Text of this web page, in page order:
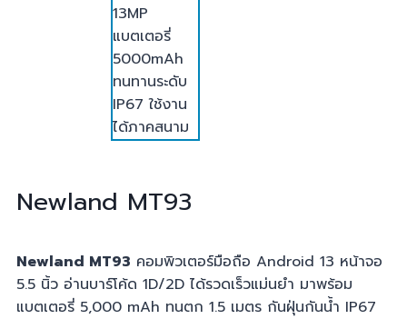
Newland MT93
Newland MT93 คอมพิวเตอร์มือถือ Android 13 หน้าจอ
5.5 นิ้ว อ่านบาร์โค้ด 1D/2D ได้รวดเร็วแม่นยำ มาพร้อม
แบตเตอรี่ 5,000 mAh ทนตก 1.5 เมตร กันฝุ่นกันน้ำ IP67